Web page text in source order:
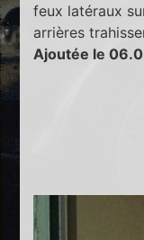
feux latéraux
arrières
Ajoutée le